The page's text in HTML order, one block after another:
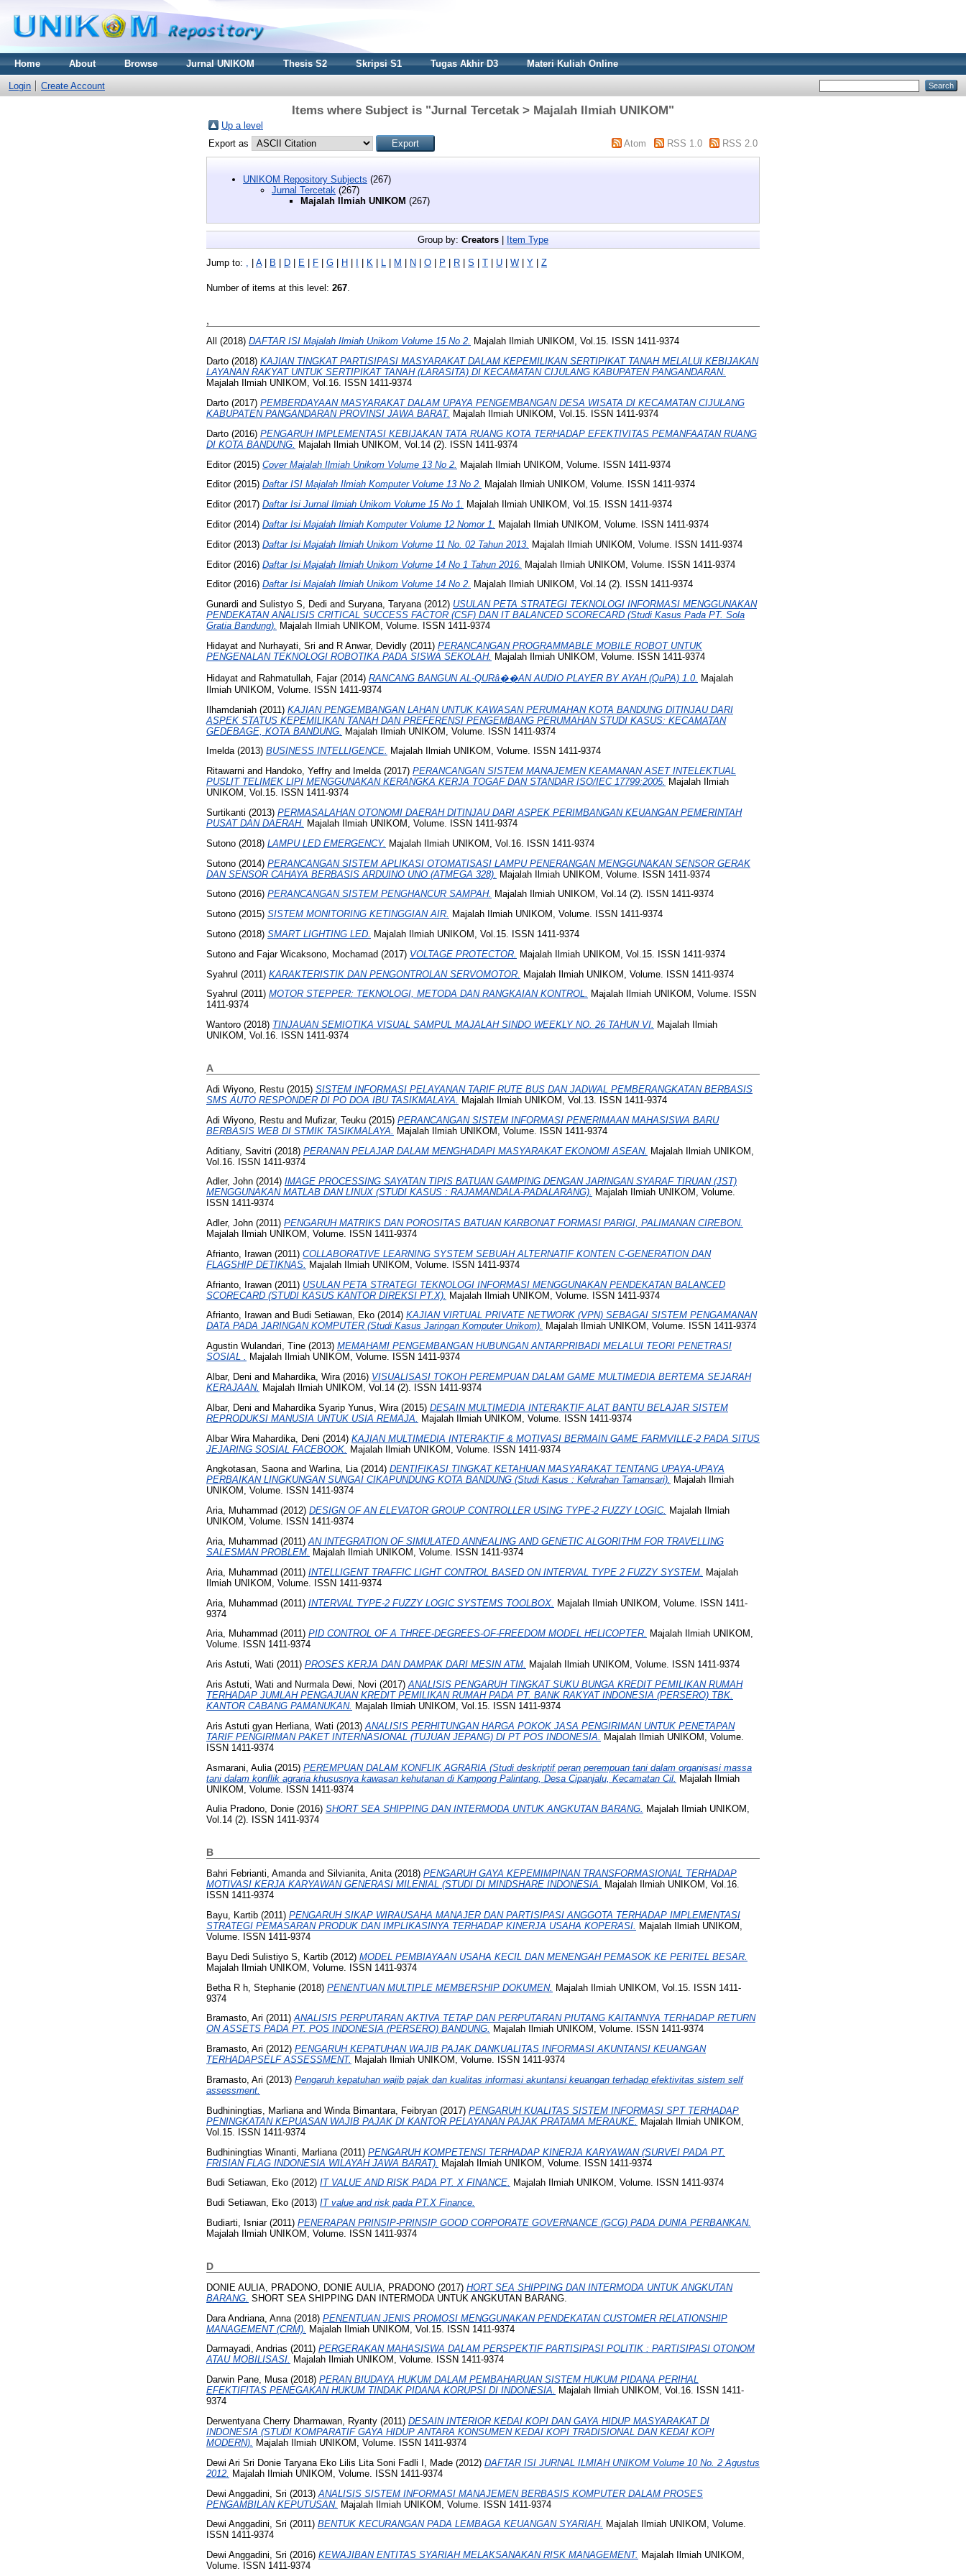
Home About Browse Jurnal UNIKOM Thesis S2 Skripsi S1 Tugas Akhir D3 Materi Kuliah Online
Login Create Account
Items where Subject is "Jurnal Tercetak > Majalah Ilmiah UNIKOM"
Up a level
Export as
Atom RSS 1.0 RSS 2.0
UNIKOM Repository Subjects (267)
Jurnal Tercetak (267)
Majalah Ilmiah UNIKOM (267)
Group by: Creators | Item Type
Jump to: | A| B | D | E | F | G | H | I | K | L | M | N | O | P | R | S | T | U | W | Y | Z
Number of items at this level: 267
,
All (2018) DAFTAR ISI Majalah Ilmiah Unikom Volume 15 No 2. Majalah Ilmiah UNIKOM, Vol.15. ISSN 1411-9374
Darto (2018) KAJIAN TINGKAT PARTISIPASI MASYARAKAT DALAM KEPEMILIKAN SERTIPIKAT TANAH MELALUI KEBIJAKAN
LAYANAN RAKYAT UNTUK SERTIPIKAT TANAH (LARASITA) DI KECAMATAN CIJULANG KABUPATEN PANGANDARAN.
Majalah Ilmiah UNIKOM, Vol.16. ISSN 1411-9374
Darto (2017) PEMBERDAYAAN MASYARAKAT DALAM UPAYA PENGEMBANGAN DESA WISATA DI KECAMATAN CIJULANG
KABUPATEN PANGANDARAN PROVINSI JAWA BARAT. Majalah Ilmiah UNIKOM, Vol.15. ISSN 1411-9374
Darto (2016) PENGARUH IMPLEMENTASI KEBIJAKAN TATA RUANG KOTA TERHADAP EFEKTIVITAS PEMANFAATAN RUANG
DI KOTA BANDUNG.
Majalah Ilmiah UNIKOM, Vol.14 (2). ISSN 1411-9374
Editor(2015) Cover Majalah Ilmiah Unikom Volume 13 No 2. Majalah Ilmiah UNIKOM, Volume. ISSN 1411-9374
Editor(2015) Daftar ISI Majalah Ilmiah Komputer Volume 13 No 2. Majalah Ilmiah UNIKOM, Volume. ISSN 1411-9374
Editor(2017) Daftar Isi Jurnal Ilmiah Unikom Volume 15 No 1. Majalah Ilmiah UNIKOM, Vol.15. ISSN 1411-9374
Editor(2014) Daftar Isi Majalah Ilmiah Komputer Volume 12 Nomor 1.
Majalah Ilmiah UNIKOM, Volume. ISSN 1411-9374
Editor(2013) Daftar Isi Majalah Ilmiah Unikom Volume 11 No. 02 Tahun 2013.
Majalah Ilmiah UNIKOM, Volume. ISSN 1411-9374
Editor(2016) Daftar Isi Majalah Ilmiah Unikom Volume 14 No 1 Tahun 2016. Majalah Ilmiah UNIKOM, Volume. ISSN 1411-9374
Editor(2016) Daftar Isi Majalah Ilmiah Unikom Volume 14 No 2. Majalah Ilmiah UNIKOM, Vol.14 (2). ISSN 1411-9374
Gunardi and Sulistyo S, Dedi and Suryana, Taryana(2012) USULAN PETA STRATEGI TEKNOLOGI INFORMASI MENGGUNAKAN
PENDEKATAN ANALISIS CRITICAL SUCCESS FACTOR (CSF) DAN IT BALANCED SCORECARD (Studi Kasus Pada PT. Sola
Gratia Bandung). Majalah Ilmiah UNIKOM, Volume. ISSN 1411-9374
Hidayat and Nurhayati, Sri and R Anwar, Devidly (2011) PERANCANGAN PROGRAMMABLE MOBILE ROBOT UNTUK
PENGENALAN TEKNOLOGI ROBOTIKA PADA SISWA SEKOLAH. Majalah Ilmiah UNIKOM, Volume. ISSN 1411-9374
Hidayat and Rahmatullah, Fajar(2014) RANCANG BANGUN AL-QURâ��AN AUDIO PLAYER BY AYAH (QuPA) 1.0. Majalah
Ilmiah UNIKOM, Volume. ISSN 1411-9374
Ilhamdaniah (2011) KAJIAN PENGEMBANGAN LAHAN UNTUK KAWASAN PERUMAHAN KOTA BANDUNG DITINJAU DARI
ASPEK STATUS KEPEMILIKAN TANAH DAN PREFERENSI PENGEMBANG PERUMAHAN STUDI KASUS: KECAMATAN
GEDEBAGE, KOTA BANDUNG. Majalah Ilmiah UNIKOM, Volume. ISSN 1411-9374
Imelda(2013) BUSINESS INTELLIGENCE. Majalah Ilmiah UNIKOM, Volume. ISSN 1411-9374
Ritawarni and Handoko, Yeffry and Imelda(2017) PERANCANGAN SISTEM MANAJEMEN KEAMANAN ASET INTELEKTUAL
PUSLIT TELIMEK LIPI MENGGUNAKAN KERANGKA KERJA TOGAF DAN STANDAR ISO/IEC 17799:2005. Majalah Ilmiah
UNIKOM, Vol.15. ISSN 1411-9374
Surtikanti (2013) PERMASALAHAN OTONOMI DAERAH DITINJAU DARI ASPEK PERIMBANGAN KEUANGAN PEMERINTAH
PUSAT DAN DAERAH. Majalah Ilmiah UNIKOM, Volume. ISSN 1411-9374
Sutono (2018) LAMPU LED EMERGENCY. Majalah Ilmiah UNIKOM, Vol.16. ISSN 1411-9374
Sutono (2014) PERANCANGAN SISTEM APLIKASI OTOMATISASI LAMPU PENERANGAN MENGGUNAKAN SENSOR GERAK
DAN SENSOR CAHAYA BERBASIS ARDUINO UNO (ATMEGA 328). Majalah Ilmiah UNIKOM, Volume. ISSN 1411-9374
Sutono (2016) PERANCANGAN SISTEM PENGHANCUR SAMPAH. Majalah Ilmiah UNIKOM, Vol.14 (2). ISSN 1411-9374
Sutono (2015) SISTEM MONITORING KETINGGIAN AIR. Majalah Ilmiah UNIKOM, Volume. ISSN 1411-9374
Sutono (2018) SMART LIGHTING LED.
Majalah Ilmiah UNIKOM, Vol.15. ISSN 1411-9374
Sutono and Fajar Wicaksono, Mochamad (2017) VOLTAGE PROTECTOR. Majalah Ilmiah UNIKOM, Vol.15. ISSN 1411-9374
Syahrul (2011) KARAKTERISTIK DAN PENGONTROLAN SERVOMOTOR. Majalah Ilmiah UNIKOM, Volume. ISSN 1411-9374
Syahrul (2011) MOTOR STEPPER: TEKNOLOGI, METODA DAN RANGKAIAN KONTROL. Majalah Ilmiah UNIKOM, Volume. ISSN
1411-9374
Wantoro (2018) TINJAUAN SEMIOTIKA VISUAL SAMPUL MAJALAH SINDO WEEKLY NO. 26 TAHUN VI. Majalah Ilmiah
UNIKOM, Vol.16. ISSN 1411-9374
A
Adi Wiyono, Restu (2015) SISTEM INFORMASI PELAYANAN TARIF RUTE BUS DAN JADWAL PEMBERANGKATAN BERBASIS
SMS AUTO RESPONDER DI PO DOA IBU TASIKMALAYA.
Majalah Ilmiah UNIKOM, Vol.13. ISSN 1411-9374
Adi Wiyono, Restu and Mufizar, Teuku (2015) PERANCANGAN SISTEM INFORMASI PENERIMAAN MAHASISWA BARU
BERBASIS WEB DI STMIK TASIKMALAYA.
Majalah Ilmiah UNIKOM, Volume. ISSN 1411-9374
Aditiany, Savitri (2018) PERANAN PELAJAR DALAM MENGHADAPI MASYARAKAT EKONOMI ASEAN. Majalah Ilmiah UNIKOM,
Vol.16. ISSN 1411-9374
Adler, John (2014) IMAGE PROCESSING SAYATAN TIPIS BATUAN GAMPING DENGAN JARINGAN SYARAF TIRUAN (JST)
MENGGUNAKAN MATLAB DAN LINUX (STUDI KASUS : RAJAMANDALA-PADALARANG). Majalah Ilmiah UNIKOM, Volume.
ISSN 1411-9374
Adler, John (2011) PENGARUH MATRIKS DAN POROSITAS BATUAN KARBONAT FORMASI PARIGI, PALIMANAN CIREBON.
Majalah Ilmiah UNIKOM, Volume. ISSN 1411-9374
Afrianto, Irawan (2011) COLLABORATIVE LEARNING SYSTEM SEBUAH ALTERNATIF KONTEN C-GENERATION DAN
FLAGSHIP DETIKNAS.
Majalah Ilmiah UNIKOM, Volume. ISSN 1411-9374
Afrianto, Irawan (2011) USULAN PETA STRATEGI TEKNOLOGI INFORMASI MENGGUNAKAN PENDEKATAN BALANCED
SCORECARD (STUDI KASUS KANTOR DIREKSI PT.X). Majalah Ilmiah UNIKOM, Volume. ISSN 1411-9374
Afrianto, Irawan and Budi Setiawan, Eko (2014) KAJIAN VIRTUAL PRIVATE NETWORK (VPN) SEBAGAI SISTEM PENGAMANAN
DATA PADA JARINGAN KOMPUTER (Studi Kasus Jaringan Komputer Unikom). Majalah Ilmiah UNIKOM, Volume. ISSN 1411-9374
Agustin Wulandari, Tine (2013) MEMAHAMI PENGEMBANGAN HUBUNGAN ANTARPRIBADI MELALUI TEORI PENETRASI
SOSIAL . Majalah Ilmiah UNIKOM, Volume. ISSN 1411-9374
Albar, Deni and Mahardika, Wira(2016) VISUALISASI TOKOH PEREMPUAN DALAM GAME MULTIMEDIA BERTEMA SEJARAH
KERAJAAN. Majalah Ilmiah UNIKOM, Vol.14 (2). ISSN 1411-9374
Albar, Deni and Mahardika Syarip Yunus, Wira (2015) DESAIN MULTIMEDIA INTERAKTIF ALAT BANTU BELAJAR SISTEM
REPRODUKSI MANUSIA UNTUK USIA REMAJA.
Majalah Ilmiah UNIKOM, Volume. ISSN 1411-9374
Albar Wira Mahardika, Deni (2014) KAJIAN MULTIMEDIA INTERAKTIF & MOTIVASI BERMAIN GAME FARMVILLE-2 PADA SITUS
JEJARING SOSIAL FACEBOOK. Majalah Ilmiah UNIKOM, Volume. ISSN 1411-9374
Angkotasan, Saonaand Warlina, Lia(2014) DENTIFIKASI TINGKAT KETAHUAN MASYARAKAT TENTANG UPAYA-UPAYA
PERBAIKAN LINGKUNGAN SUNGAI CIKAPUNDUNG KOTA BANDUNG (Studi Kasus : Kelurahan Tamansari). Majalah Ilmiah
UNIKOM, Volume. ISSN 1411-9374
Aria, Muhammad (2012) DESIGN OF AN ELEVATOR GROUP CONTROLLER USING TYPE-2 FUZZY LOGIC. Majalah Ilmiah
UNIKOM, Volume. ISSN 1411-9374
Aria, Muhammad (2011)AN INTEGRATION OF SIMULATED ANNEALING AND GENETIC ALGORITHM FOR TRAVELLING
SALESMAN PROBLEM. Majalah Ilmiah UNIKOM, Volume. ISSN 1411-9374
Aria, Muhammad (2011) INTELLIGENT TRAFFIC LIGHT CONTROL BASED ON INTERVAL TYPE 2 FUZZY SYSTEM.
Majalah
Ilmiah UNIKOM, Volume. ISSN 1411-9374
Aria, Muhammad (2011) INTERVAL TYPE-2 FUZZY LOGIC SYSTEMS TOOLBOX. Majalah Ilmiah UNIKOM, Volume. ISSN 1411-
9374
Aria, Muhammad (2011) PID CONTROL OF A THREE-DEGREES-OF-FREEDOM MODEL HELICOPTER. Majalah Ilmiah UNIKOM,
Volume. ISSN 1411-9374
Aris Astuti, Wati (2011) PROSES KERJA DAN DAMPAK DARI MESIN ATM. Majalah Ilmiah UNIKOM, Volume. ISSN 1411-9374
Aris Astuti, Wati and Nurmala Dewi, Novi (2017)ANALISIS PENGARUH TINGKAT SUKU BUNGA KREDIT PEMILIKAN RUMAH
TERHADAP JUMLAH PENGAJUAN KREDIT PEMILIKAN RUMAH PADA PT. BANK RAKYAT INDONESIA (PERSERO) TBK.
KANTOR CABANG PAMANUKAN. Majalah Ilmiah UNIKOM, Vol.15. ISSN 1411-9374
Aris Astuti gyan Herliana, Wati (2013) ANALISIS PERHITUNGAN HARGA POKOK JASA PENGIRIMAN UNTUK PENETAPAN
TARIF PENGIRIMAN PAKET INTERNASIONAL (TUJUAN JEPANG) DI PT POS INDONESIA.
Majalah Ilmiah UNIKOM, Volume.
ISSN 1411-9374
Asmarani, Aulia (2015) PEREMPUAN DALAM KONFLIK AGRARIA (Studi deskriptif peran perempuan tani dalam organisasi massa
tani dalam konflik agraria khususnya kawasan kehutanan di Kampong Palintang, Desa Cipanjalu, Kecamatan Cil. Majalah Ilmiah
UNIKOM, Volume. ISSN 1411-9374
Aulia Pradono, Donie (2016) SHORT SEA SHIPPING DAN INTERMODA UNTUK ANGKUTAN BARANG. Majalah Ilmiah UNIKOM,
Vol.14 (2). ISSN 1411-9374
B
Bahri Febrianti, Amandaand Silvianita, Anita(2018) PENGARUH GAYA KEPEMIMPINAN TRANSFORMASIONAL TERHADAP
MOTIVASI KERJA KARYAWAN GENERASI MILENIAL (STUDI DI MINDSHARE INDONESIA. Majalah Ilmiah UNIKOM, Vol.16.
ISSN 1411-9374
Bayu, Kartib (2011) PENGARUH SIKAP WIRAUSAHA MANAJER DAN PARTISIPASI ANGGOTA TERHADAP IMPLEMENTASI
STRATEGI PEMASARAN PRODUK DAN IMPLIKASINYA TERHADAP KINERJA USAHA KOPERASI. Majalah Ilmiah UNIKOM,
Volume. ISSN 1411-9374
Bayu Dedi Sulistiyo S, Kartib (2012) MODEL PEMBIAYAAN USAHA KECIL DAN MENENGAH PEMASOK KE PERITEL BESAR.
Majalah Ilmiah UNIKOM, Volume. ISSN 1411-9374
Betha R h, Stephanie (2018) PENENTUAN MULTIPLE MEMBERSHIP DOKUMEN. Majalah Ilmiah UNIKOM, Vol.15. ISSN 1411-
9374
Bramasto, Ari (2011)ANALISIS PERPUTARAN AKTIVA TETAP DAN PERPUTARAN PIUTANG KAITANNYA TERHADAP RETURN
ON ASSETS PADA PT. POS INDONESIA (PERSERO) BANDUNG. Majalah Ilmiah UNIKOM, Volume. ISSN 1411-9374
Bramasto, Ari (2012) PENGARUH KEPATUHAN WAJIB PAJAK DANKUALITAS INFORMASI AKUNTANSI KEUANGAN
TERHADAPSELF ASSESSMENT. Majalah Ilmiah UNIKOM, Volume. ISSN 1411-9374
Bramasto, Ari (2013) Pengaruh kepatuhan wajib pajak dan kualitas informasi akuntansi keuangan terhadap efektivitas sistem self
assessment.
Budhiningtias, Marliana and Winda Bimantara, Feibryan (2017) PENGARUH KUALITAS SISTEM INFORMASI SPT TERHADAP
PENINGKATAN KEPUASAN WAJIB PAJAK DI KANTOR PELAYANAN PAJAK PRATAMA MERAUKE.
Majalah Ilmiah UNIKOM,
Vol.15. ISSN 1411-9374
Budhiningtias Winanti, Marliana (2011) PENGARUH KOMPETENSI TERHADAP KINERJA KARYAWAN (SURVEI PADA PT.
FRISIAN FLAG INDONESIA WILAYAH JAWA BARAT). Majalah Ilmiah UNIKOM, Volume. ISSN 1411-9374
Budi Setiawan, Eko (2012) IT VALUE AND RISK PADA PT. X FINANCE. Majalah Ilmiah UNIKOM, Volume. ISSN 1411-9374
Budi Setiawan, Eko (2013) IT value and risk pada PT.X Finance.
Budiarti, Isniar(2011) PENERAPAN PRINSIP-PRINSIP GOOD CORPORATE GOVERNANCE (GCG) PADA DUNIA PERBANKAN.
Majalah Ilmiah UNIKOM, Volume. ISSN 1411-9374
D
DONIE AULIA, PRADONO, DONIE AULIA, PRADONO (2017) HORT SEA SHIPPING DAN INTERMODA UNTUK ANGKUTAN
BARANG. SHORT SEA SHIPPING DAN INTERMODA UNTUK ANGKUTAN BARANG.
Dara Andriana, Anna (2018) PENENTUAN JENIS PROMOSI MENGGUNAKAN PENDEKATAN CUSTOMER RELATIONSHIP
MANAGEMENT (CRM). Majalah Ilmiah UNIKOM, Vol.15. ISSN 1411-9374
Darmayadi, Andrias (2011) PERGERAKAN MAHASISWA DALAM PERSPEKTIF PARTISIPASI POLITIK : PARTISIPASI OTONOM
ATAU MOBILISASI. Majalah Ilmiah UNIKOM, Volume. ISSN 1411-9374
Darwin Pane, Musa(2018) PERAN BIUDAYA HUKUM DALAM PEMBAHARUAN SISTEM HUKUM PIDANA PERIHAL
EFEKTIFITAS PENEGAKAN HUKUM TINDAK PIDANA KORUPSI DI INDONESIA. Majalah Ilmiah UNIKOM, Vol.16. ISSN 1411-
9374
Derwentyana Cherry Dharmawan, Ryanty (2011) DESAIN INTERIOR KEDAI KOPI DAN GAYA HIDUP MASYARAKAT DI
INDONESIA (STUDI KOMPARATIF GAYA HIDUP ANTARA KONSUMEN KEDAI KOPI TRADISIONAL DAN KEDAI KOPI
MODERN).
Majalah Ilmiah UNIKOM, Volume. ISSN 1411-9374
Dewi Ari Sri Donie Taryana Eko Lilis Lita Soni Fadli I, Made (2012) DAFTAR ISI JURNAL ILMIAH UNIKOM Volume 10 No. 2 Agustus
2012.
Majalah Ilmiah UNIKOM, Volume. ISSN 1411-9374
Dewi Anggadini, Sri (2013) ANALISIS SISTEM INFORMASI MANAJEMEN BERBASIS KOMPUTER DALAM PROSES
PENGAMBILAN KEPUTUSAN. Majalah Ilmiah UNIKOM, Volume. ISSN 1411-9374
Dewi Anggadini, Sri (2011) BENTUK KECURANGAN PADA LEMBAGA KEUANGAN SYARIAH. Majalah Ilmiah UNIKOM, Volume.
ISSN 1411-9374
Dewi Anggadini, Sri (2016) KEWAJIBAN ENTITAS SYARIAH MELAKSANAKAN RISK MANAGEMENT. Majalah Ilmiah UNIKOM,
Volume. ISSN 1411-9374